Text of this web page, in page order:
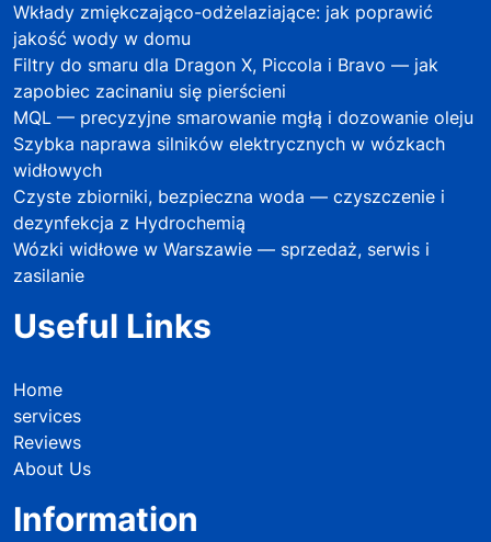
Wkłady zmiękczająco-odżelaziające: jak poprawić
jakość wody w domu
Filtry do smaru dla Dragon X, Piccola i Bravo — jak
zapobiec zacinaniu się pierścieni
MQL — precyzyjne smarowanie mgłą i dozowanie oleju
Szybka naprawa silników elektrycznych w wózkach
widłowych
Czyste zbiorniki, bezpieczna woda — czyszczenie i
dezynfekcja z Hydrochemią
Wózki widłowe w Warszawie — sprzedaż, serwis i
zasilanie
Useful Links
Home
services
Reviews
About Us
Information